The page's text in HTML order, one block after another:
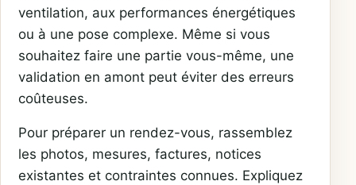
ventilation, aux performances énergétiques
ou à une pose complexe. Même si vous
souhaitez faire une partie vous-même, une
validation en amont peut éviter des erreurs
coûteuses.
Pour préparer un rendez-vous, rassemblez
les photos, mesures, factures, notices
existantes et contraintes connues. Expliquez